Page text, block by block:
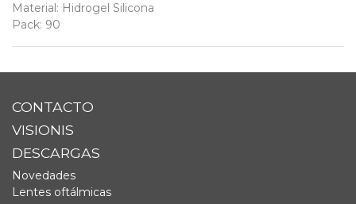
Material : Hidrogel Silicona
Pack: 90
CONTACTO
VISIONIS
DESCARGAS
Novedades
Lentes oftálmicas